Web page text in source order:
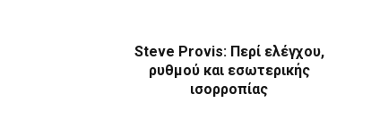
Steve Provis: Περί ελέγχου,
ρυθμού και εσωτερικής
ισορροπίας